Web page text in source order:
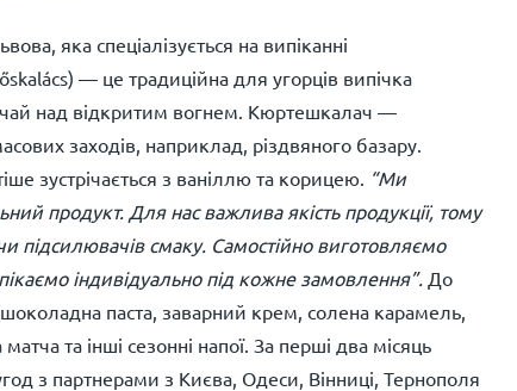
яка спеціалізується на випіканні
) — це традиційна для угорців випічка
над відкритим вогнем. Кюртешкалач —
заходів, наприклад, різдвяного базару.
зустрічається з ваніллю та корицею. “Ми
продукт. Для нас важлива якість продукції, тому
підсилювачів смаку. Самостійно виготовляємо
індивідуально під кожне замовлення”. До
паста, заварний крем, солена карамель,
та інші сезонні напої. За перші два місяць
з партнерами з Києва, Одеси, Вінниці, Тернополя